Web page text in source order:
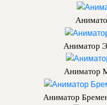
Аниматор
Аниматор
Аниматор